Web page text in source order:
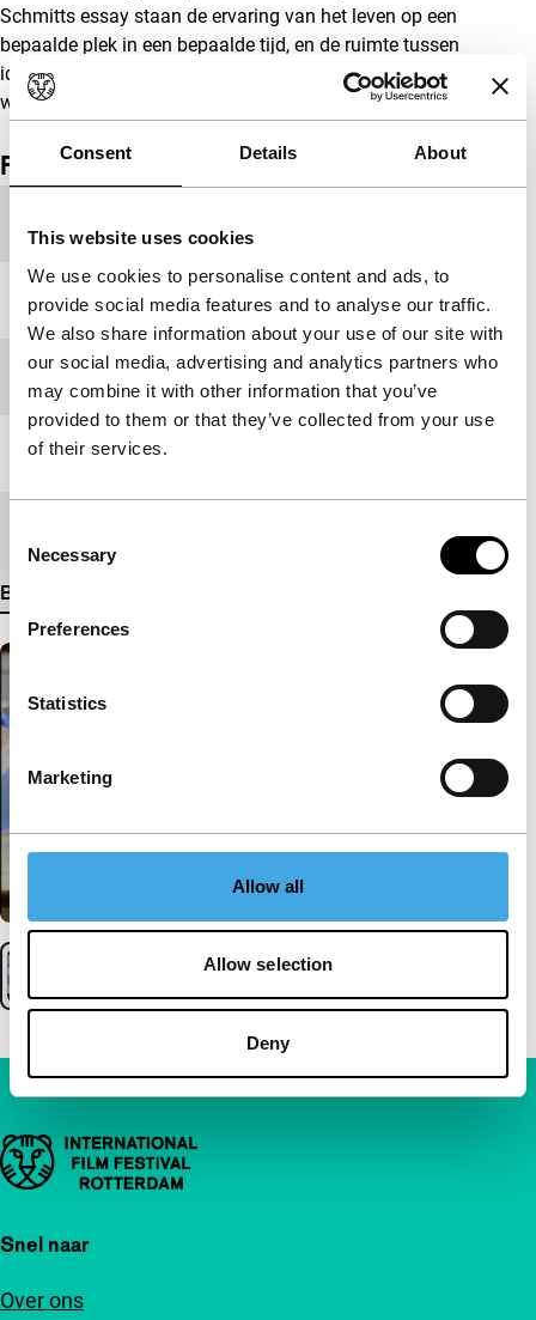
Consent Details About
This website uses cookies
We use cookies to personalise content and ads, to
provide social media features and to analyse our traffic.
We also share information about your use of our site with
our social media, advertising and analytics partners who
may combine it with other information that you’ve
provided to them or that they’ve collected from your use
of their services.
Selection
Necessary
Preferences
Statistics
Marketing
Allow all
Allow selection
Deny
Schmitts essay staan de ervaring van het leven op een
bepaalde plek in een bepaalde tijd, en de ruimte tussen
ideologie en de werkelijkheid van de plekken waar wij
wonen.
Film details
Jaar 2008
Festivaleditie IFFR 2009
Lengte
Bekijk meer details
Belangrijke links
Snel naar
Over ons